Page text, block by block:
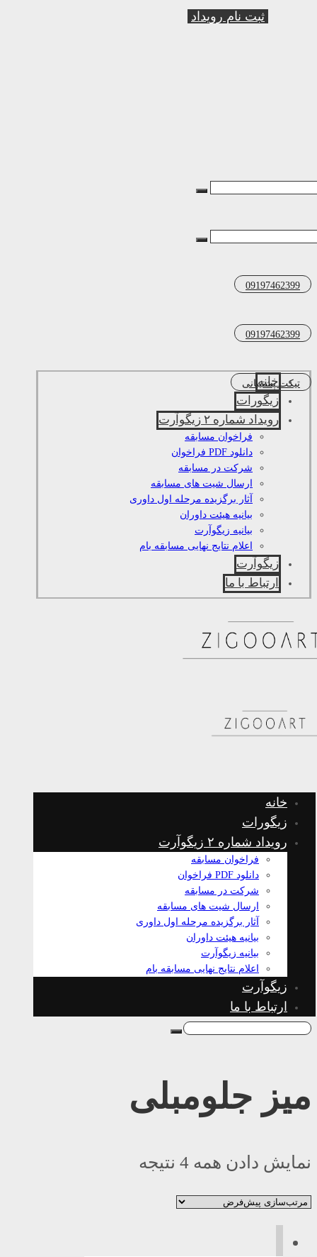
ثبت نام رویداد
09197462399
09197462399
تیکت پشتیبانی
خانه
زیگورات
رویداد شماره ۲ زیگوآرت
فراخوان مسابقه
دانلود PDF فراخوان
شرکت در مسابقه
ارسال شیت های مسابقه
آثار برگزیده مرحله اول داوری
بیانیه هیئت داوران
بیانیه زیگوآرت
اعلام نتایج نهایی مسابقه بام
زیگوآرت
ارتباط با ما
خانه
زیگورات
رویداد شماره ۲ زیگوآرت
فراخوان مسابقه
دانلود PDF فراخوان
شرکت در مسابقه
ارسال شیت های مسابقه
آثار برگزیده مرحله اول داوری
بیانیه هیئت داوران
بیانیه زیگوآرت
اعلام نتایج نهایی مسابقه بام
زیگوآرت
ارتباط با ما
میز جلومبلی
نمایش دادن همه 4 نتیجه